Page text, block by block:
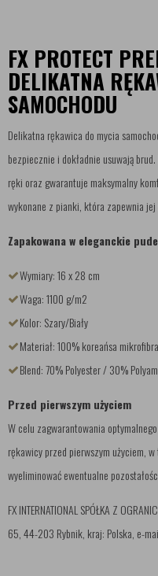
FX PROTECT
DELIKATNA
SAMOCHODU
Delikatna rękawica do mycia
bezpiecznie i dokładnie usuwają
ręki oraz gwarantuje maksymalny
wykonane z pianki, która zapewnia
Zapakowana w eleganckie
Wymiary: 16 x 28 cm
Waga: 1100 g/m2
Kolor: Szary/Biały
Materiał: 100% koreańsa mikrofibra
Blend: 70% Polyester / 30%
Przed pierwszym użyciem
W celu zagwarantowania
rękawicy przed pierwszym użyciem,
wyeliminować ewentualne
FX INTERNATIONAL SPÓŁKA Z
65, 44-203 Rybnik, kraj: Polska, e-